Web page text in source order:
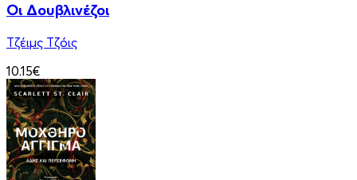
Οι Δουβλινέζοι
Τζέιμς Τζόις
10.15€